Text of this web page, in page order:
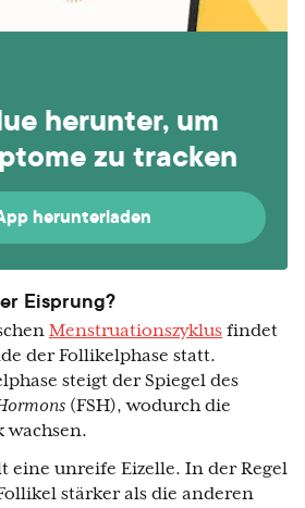
herunter, um
zu tracken
herunterladen
Eisprung?
Menstruationszyklus findet
der Follikelphase statt.
steigt der Spiegel des
(FSH), wodurch die
wachsen.
eine unreife Eizelle. In der Regel
stärker als die anderen